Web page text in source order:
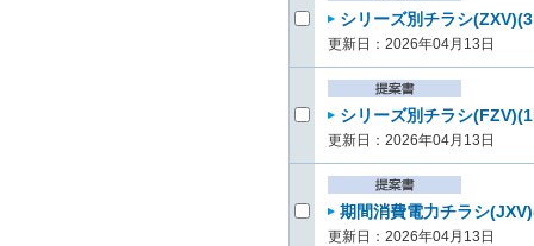
シリーズ別チラシ
更新日：2026年04月13日
シリーズ別チラシ
更新日：2026年04月13日
期間消費電力チラシ
更新日：2026年04月13日